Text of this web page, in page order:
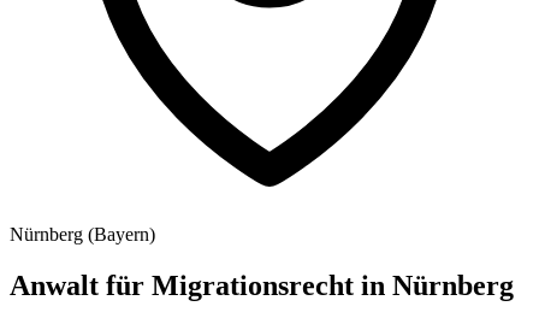
Nürnberg (Bayern)
Anwalt für Migrationsrecht in Nürnberg